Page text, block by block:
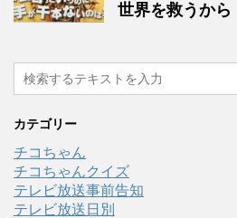
世界を救うから
カテゴリー
チコちゃん
チコちゃんクイズ
テレビ放送事前告知
テレビ放送日別